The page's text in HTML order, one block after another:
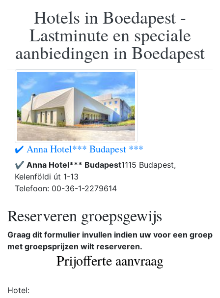
Hotels in Boedapest -
Lastminute en speciale
aanbiedingen in Boedapest
✔️ Anna Hotel*** Budapest ***
✔️ Anna Hotel*** Budapest1115 Budapest,
Kelenföldi út 1-13
Telefoon: 00-36-1-2279614
Reserveren groepsgewijs
Graag dit formulier invullen indien uw voor een groep
met groepsprijzen wilt reserveren.
Prijofferte aanvraag
Hotel: